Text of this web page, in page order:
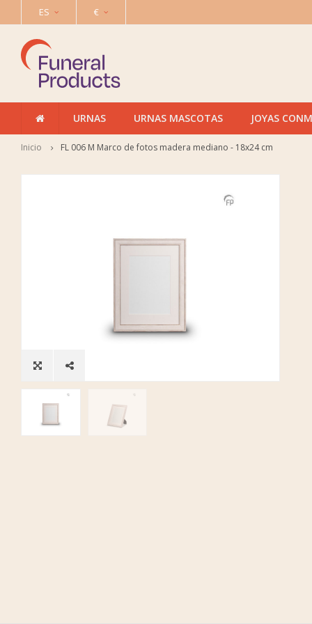
ES €
URNAS URNAS MASCOTAS JOYAS
Inicio FL 006 M Marco de fotos madera mediano - 18x24 cm